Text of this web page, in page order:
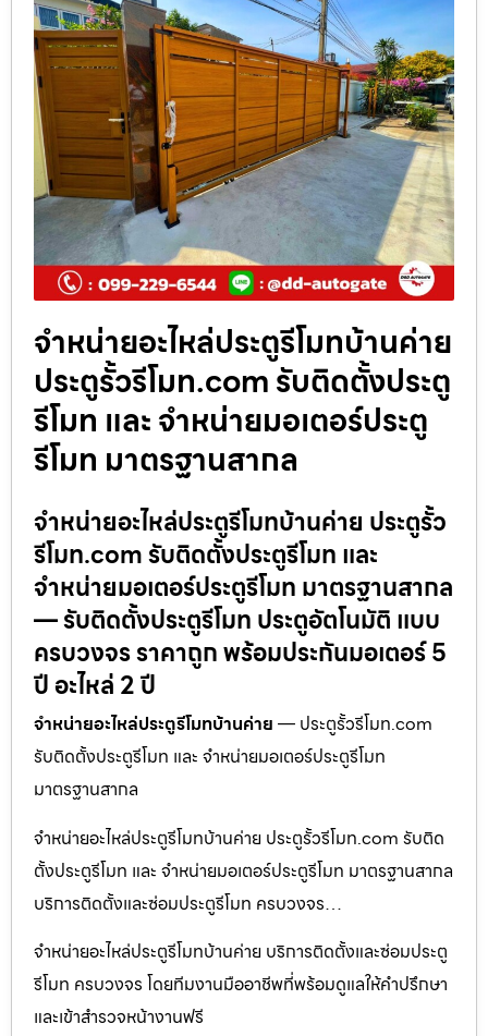
จำหน่ายอะไหล่ประตูรีโมทบ้านค่าย
ประตูรั้วรีโมท.com รับติดตั้งประตู
รีโมท และ จำหน่ายมอเตอร์ประตู
รีโมท มาตรฐานสากล
จำหน่ายอะไหล่ประตูรีโมทบ้านค่าย ประตูรั้ว
รีโมท.com รับติดตั้งประตูรีโมท และ
จำหน่ายมอเตอร์ประตูรีโมท มาตรฐานสากล
— รับติดตั้งประตูรีโมท ประตูอัตโนมัติ แบบ
ครบวงจร ราคาถูก พร้อมประกันมอเตอร์ 5
ปี อะไหล่ 2 ปี
จำหน่ายอะไหล่ประตูรีโมทบ้านค่าย — ประตูรั้วรีโมท.com
รับติดตั้งประตูรีโมท และ จำหน่ายมอเตอร์ประตูรีโมท
มาตรฐานสากล
จำหน่ายอะไหล่ประตูรีโมทบ้านค่าย ประตูรั้วรีโมท.com รับติด
ตั้งประตูรีโมท และ จำหน่ายมอเตอร์ประตูรีโมท มาตรฐานสากล
บริการติดตั้งและซ่อมประตูรีโมท ครบวงจร…
จำหน่ายอะไหล่ประตูรีโมทบ้านค่าย บริการติดตั้งและซ่อมประตู
รีโมท ครบวงจร โดยทีมงานมืออาชีพที่พร้อมดูแลให้คำปรึกษา
และเข้าสำรวจหน้างานฟรี